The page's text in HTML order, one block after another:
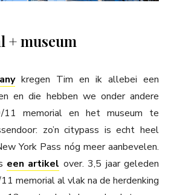
+ museum
kregen Tim en ik allebei een
en die hebben we onder andere
memorial en het museum te
zo’n citypass is echt heel
York Pass nóg meer aanbevelen.
een artikel over. 3,5 jaar geleden
memorial al vlak na de herdenking